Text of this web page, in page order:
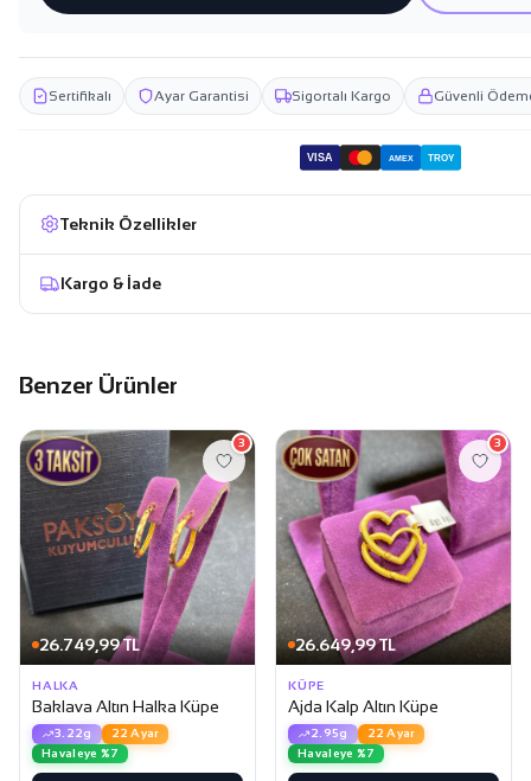
Sertifikalı Ayar Garantisi Sigortalı Kargo Güvenli
VISA AMEX TROY
Teknik Özellikler
Kargo & İade
Benzer Ürünler
26.749,99 TL
3
HALKA
Baklava Altın Halka Küpe
3.22g
22 Ayar
Havaleye %7
26.649,99 TL
3
KÜPE
Ajda Kalp Altın Küpe
2.95g
22 Ayar
Havaleye %7